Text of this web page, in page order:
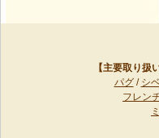
【主要取り扱
パグ/ シ
フレン